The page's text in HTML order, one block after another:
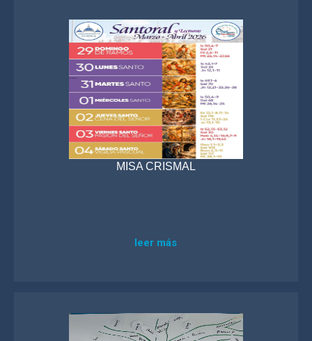
MISA CRISMAL
leer más